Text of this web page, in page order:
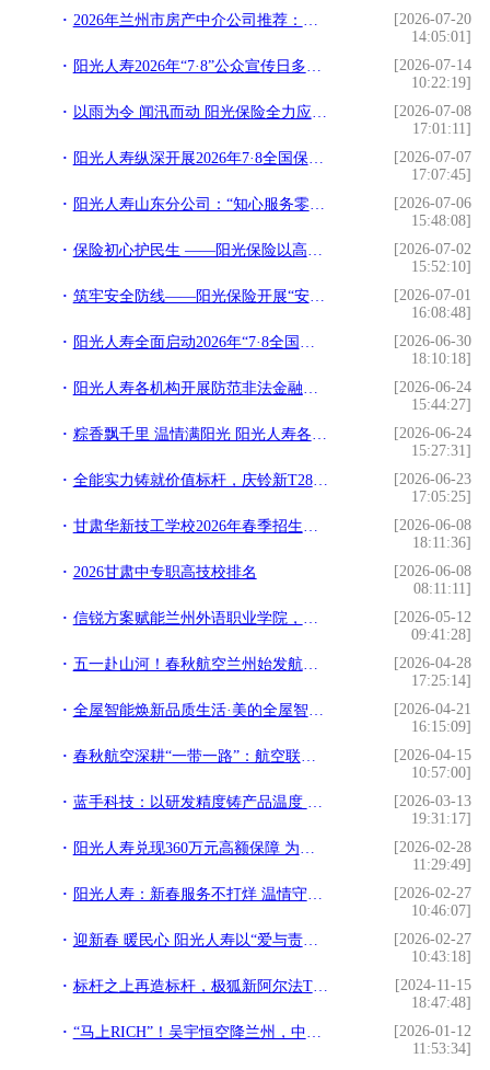
2026年兰州市房产中介公司推荐：志合房地产深度解析
[2026-07-20
14:05:01]
阳光人寿2026年“7·8”公众宣传日多维践行金融为民
[2026-07-14
10:22:19]
以雨为令 闻汛而动 阳光保险全力应对极端天气
[2026-07-08
17:01:11]
阳光人寿纵深开展2026年7·8全国保险公众宣传日系列活动
[2026-07-07
17:07:45]
阳光人寿山东分公司：“知心服务零距离” 诠释金融为民温度
[2026-07-06
15:48:08]
保险初心护民生 ——阳光保险以高质量党建迎接建党105周年
[2026-07-02
15:52:10]
筑牢安全防线——阳光保险开展“安全生产月”系列活动
[2026-07-01
16:08:48]
阳光人寿全面启动2026年“7·8全国保险公众宣传日”活动
[2026-06-30
18:10:18]
阳光人寿各机构开展防范非法金融活动宣传月活动
[2026-06-24
15:44:27]
粽香飘千里 温情满阳光 阳光人寿各机构端午节活动精彩纷呈
[2026-06-24
15:27:31]
全能实力铸就价值标杆，庆铃新T28创业家兰州上市
[2026-06-23
17:05:25]
甘肃华新技工学校2026年春季招生简章
[2026-06-08
18:11:36]
2026甘肃中专职高技校排名
[2026-06-08
08:11:11]
信锐方案赋能兰州外语职业学院，打造高性能校园网
[2026-05-12
09:41:28]
五一赴山河！春秋航空兰州始发航线，跟着李白去打卡
[2026-04-28
17:25:14]
全屋智能焕新品质生活·美的全屋智能体验展兰州站启幕
[2026-04-21
16:15:09]
春秋航空深耕“一带一路”：航空联通丝路，文创点亮城市
[2026-04-15
10:57:00]
蓝手科技：以研发精度铸产品温度 打造生活级智能电子标杆
[2026-03-13
19:31:17]
阳光人寿兑现360万元高额保障 为重疾家庭托举希望
[2026-02-28
11:29:49]
阳光人寿：新春服务不打烊 温情守护伴团圆
[2026-02-27
10:46:07]
迎新春 暖民心 阳光人寿以“爱与责任”守护团圆年
[2026-02-27
10:43:18]
标杆之上再造标杆，极狐新阿尔法T5携宁德5C神行闪速上市，起售价12.38万！
[2024-11-15
18:47:48]
“马上RICH”！吴宇恒空降兰州，中乔体育解锁开运新年穿搭
[2026-01-12
11:53:34]